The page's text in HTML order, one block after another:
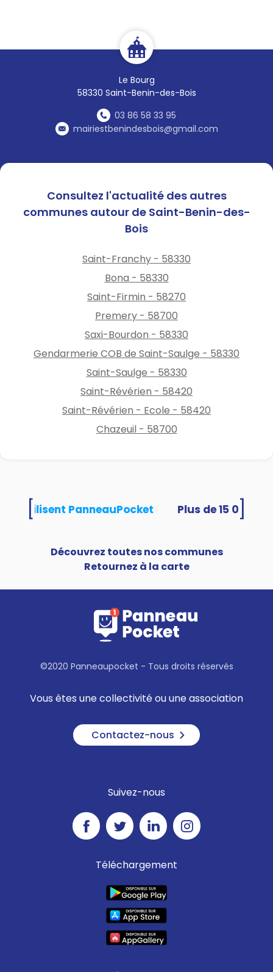
Le Bourg
58330 Saint-Benin-des-Bois
03 86 58 33 95
mairiestbenindesbois@gmail.com
Consultez l'actualité des autres
communes autour de Saint-Benin-des-
Bois
Saint-Franchy - 58330
Bona - 58330
Saint-Firmin - 58270
Premery - 58700
Saxi-Bourdon - 58330
Gendarmerie COB de Saint-Saulge - 58330
Saint-Saulge - 58330
Saint-Révérien - 58420
Saint-Révérien - Ecole - 58420
Chazeuil - 58700
utilisent PanneauPocket
Découvrez toutes nos communes
Retournez à la carte
©2020 Panneaupocket - Tous droits réservés
Vous êtes une collectivité ou une association
Contactez-nous
Suivez-nous
Téléchargement